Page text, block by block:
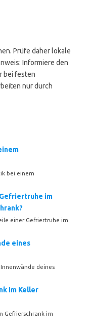
Prüfe daher lokale
Informiere den
bei festen
nur durch
bei einem
im
einer Gefriertruhe im
eines
deines
im Keller
Gefrierschrank im